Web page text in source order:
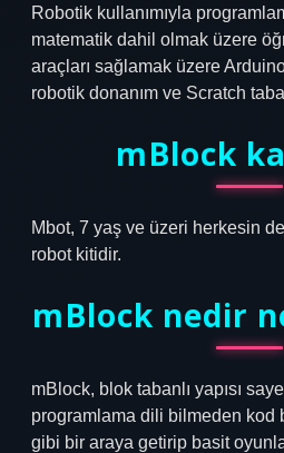
Robotik kullanımıyla
matematik dahil olmak üzere
araçları sağlamak üzere
robotik donanım ve Scratch
mBlock
Mbot, 7 yaş ve üzeri herkesin
robot kitidir.
mBlock nedir
mBlock, blok tabanlı yapısı
programlama dili bilmeden kod
gibi bir araya getirip basit